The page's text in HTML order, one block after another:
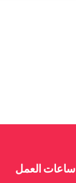
ساعات العمل